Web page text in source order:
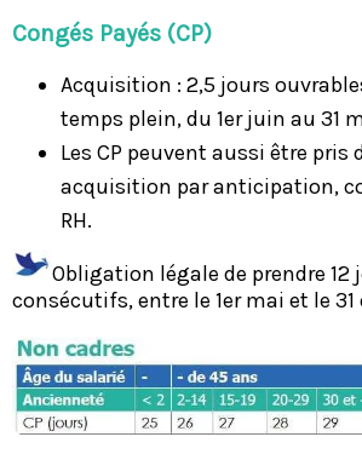
Congés Payés (CP)
Acquisition : 2,5 jours
temps plein, du 1er juin au 31
Les CP peuvent aussi être pris
acquisition par anticipation,
RH.
Obligation légale de prendre 12
consécutifs, entre le 1er mai et le 31